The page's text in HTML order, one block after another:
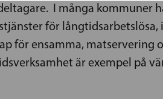
I många kommuner
för
för ensamma,
är exempel på